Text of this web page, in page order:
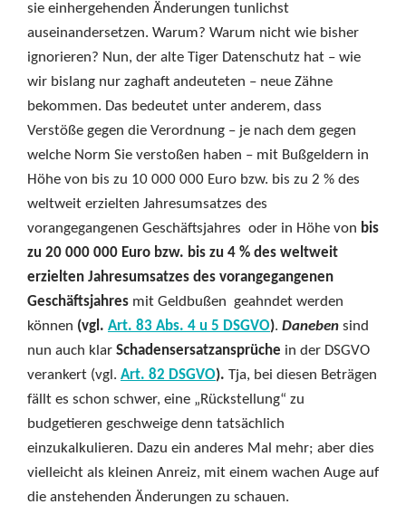
sie einhergehenden Änderungen tunlichst
auseinandersetzen. Warum? Warum nicht wie bisher
ignorieren? Nun, der alte Tiger Datenschutz hat – wie
wir bislang nur zaghaft andeuteten – neue Zähne
bekommen. Das bedeutet unter anderem, dass
Verstöße gegen die Verordnung – je nach dem gegen
welche Norm Sie verstoßen haben – mit Bußgeldern in
Höhe von bis zu 10 000 000 Euro bzw. bis zu 2 % des
weltweit erzielten Jahresumsatzes des
vorangegangenen Geschäftsjahres oder in Höhe von bis
zu 20 000 000 Euro bzw. bis zu 4 % des weltweit
erzielten Jahresumsatzes des vorangegangenen
Geschäftsjahres mit Geldbußen geahndet werden
können (vgl. Art. 83 Abs. 4 u 5 DSGVO). Daneben sind
nun auch klar Schadensersatzansprüche in der DSGVO
verankert (vgl. Art. 82 DSGVO). Tja, bei diesen Beträgen
fällt es schon schwer, eine „Rückstellung“ zu
budgetieren geschweige denn tatsächlich
einzukalkulieren. Dazu ein anderes Mal mehr; aber dies
vielleicht als kleinen Anreiz, mit einem wachen Auge auf
die anstehenden Änderungen zu schauen.